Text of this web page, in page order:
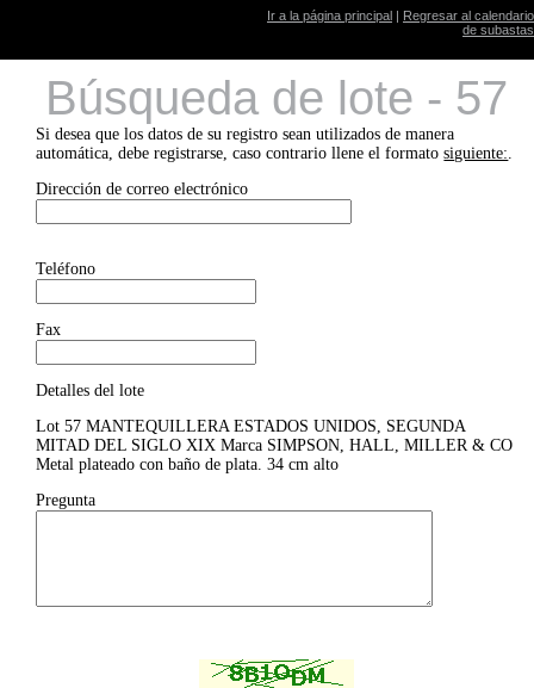
Ir a la página principal | Regresar al calendario
de subastas
Búsqueda de lote - 57
Si desea que los datos de su registro sean utilizados de manera
automática, debe registrarse, caso contrario llene el formatosiguiente:.
Dirección de correo electrónico
Teléfono
Fax
Detalles del lote
Lot 57 MANTEQUILLERA ESTADOS UNIDOS, SEGUNDA
MITAD DEL SIGLO XIX Marca SIMPSON, HALL, MILLER & CO
Metal plateado con baño de plata. 34 cm alto
Pregunta